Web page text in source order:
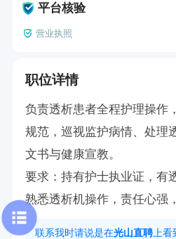
平台核验
营业执照
职位详情
负责透析患者全程护理操作
规范，巡视监护病情、处理
文书与健康宣教。
要求：持有护士执业证，有
熟悉透析机操作，责任心强
联系我时请说是在光山直聘 上